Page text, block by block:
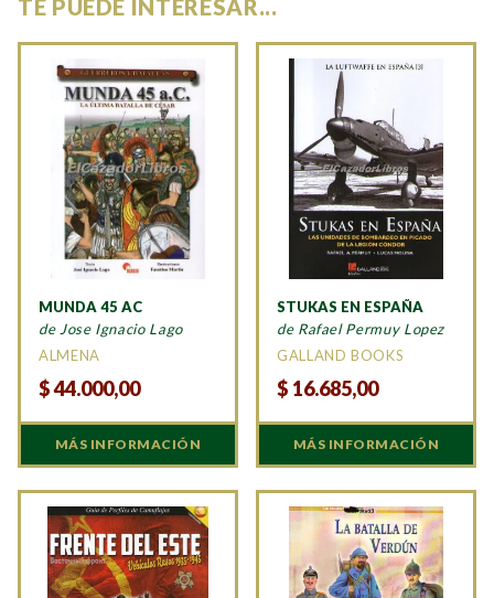
TE PUEDE INTERESAR...
MUNDA 45 AC
de Jose Ignacio Lago
ALMENA
$44.000,00
MÁS INFORMACIÓN
STUKAS EN ESPAÑA
de Rafael Permuy Lopez
GALLAND BOOKS
$ 16.685,00
MÁS INFORMACIÓN